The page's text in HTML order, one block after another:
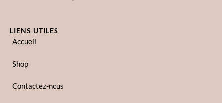
LIENS UTILES
Accueil
Shop
Contactez-nous